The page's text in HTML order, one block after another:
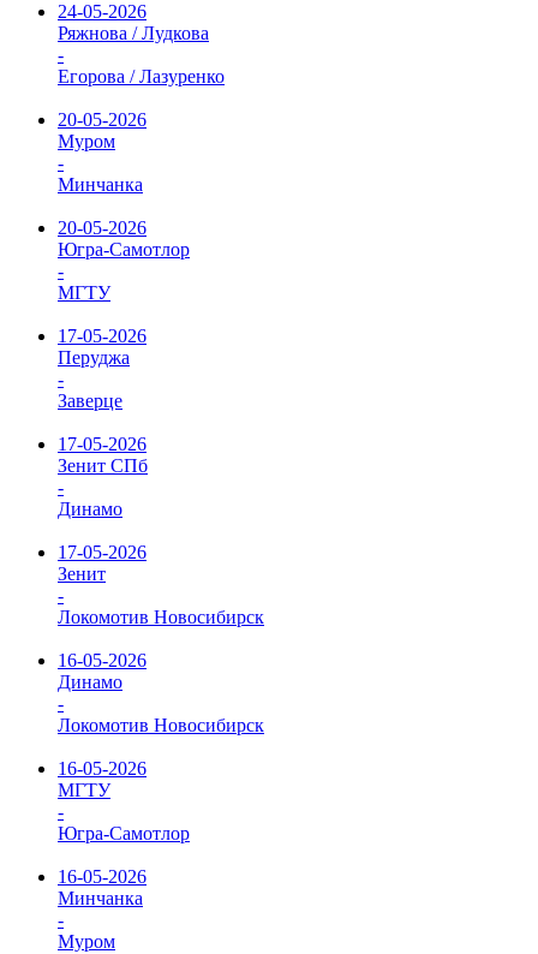
24-05-2026
Ряжнова / Лудкова
-
Егорова / Лазуренко
20-05-2026
Муром
-
Минчанка
20-05-2026
Югра-Самотлор
-
МГТУ
17-05-2026
Перуджа
-
Заверце
17-05-2026
Зенит СПб
-
Динамо
17-05-2026
Зенит
-
Локомотив Новосибирск
16-05-2026
Динамо
-
Локомотив Новосибирск
16-05-2026
МГТУ
-
Югра-Самотлор
16-05-2026
Минчанка
-
Муром